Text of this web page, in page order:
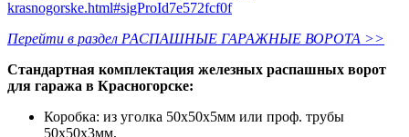
krasnogorske.html#sigProId7e572fcf0f
Перейти в раздел РАСПАШНЫЕ ГАРАЖНЫЕ ВОРОТА >>
Стандартная комплектация железных распашных ворот
для гаража в Красногорске:
Коробка: из уголка 50х50х5мм или проф. трубы
50х50х3мм,